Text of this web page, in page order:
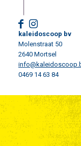
kaleidoscoop bv
Molenstraat 50
2640 Mortsel
0469 14 63 84